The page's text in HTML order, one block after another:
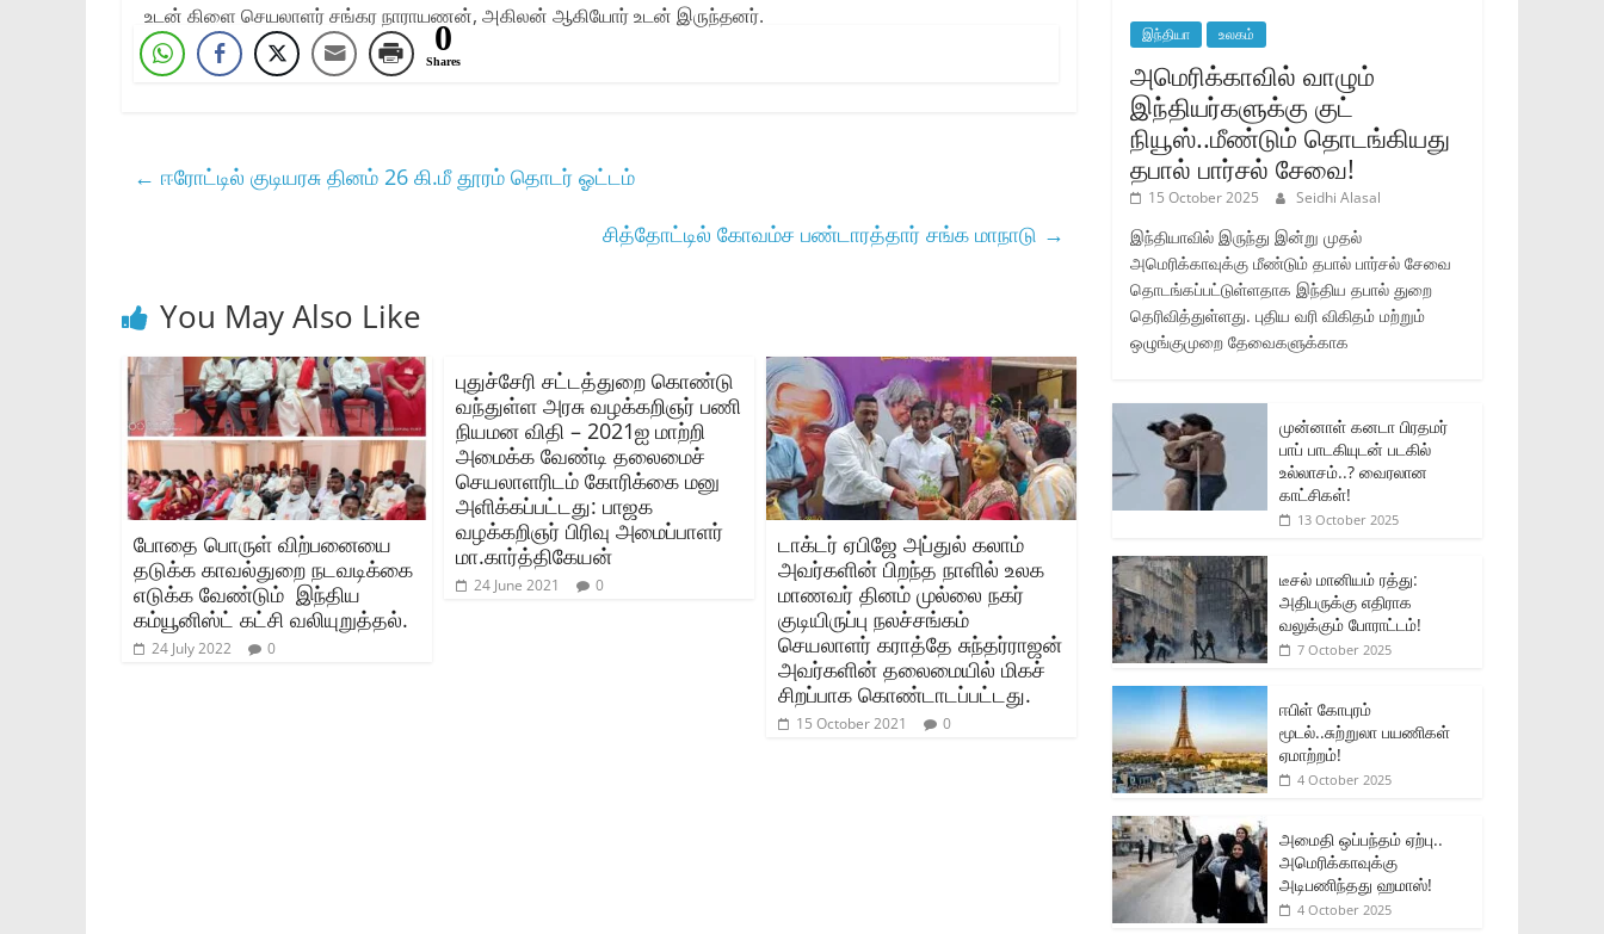
உடன் கிளை செயலாளர் சங்கர நாராயணன், அகிலன் ஆகியோர் உடன் இருந்தனர்.
0
Shares
← ஈரோட்டில் குடியரசு தினம் 26 கி.மீ தூரம் தொடர் ஓட்டம்
சித்தோட்டில் கோவம்ச பண்டாரத்தார் சங்க மாநாடு →
You May Also Like
போதை பொருள் விற்பனையை
தடுக்க காவல்துறை நடவடிக்கை
எடுக்க வேண்டும் இந்திய
கம்யூனிஸ்ட் கட்சி வலியுறுத்தல்.
24 July 2022 0
புதுச்சேரி சட்டத்துறை கொண்டு
வந்துள்ள அரசு வழக்கறிஞர் பணி
நியமன விதி – 2021ஐ மாற்றி
அமைக்க வேண்டி தலைமைச்
செயலாளரிடம் கோரிக்கை மனு
அளிக்கப்பட்டது: பாஜக
வழக்கறிஞர் பிரிவு அமைப்பாளர்
மா.கார்த்திகேயன்
24 June 2021 0
டாக்டர் ஏபிஜே அப்துல் கலாம்
அவர்களின் பிறந்த நாளில் உலக
மாணவர் தினம் முல்லை நகர்
குடியிருப்பு நலச்சங்கம்
செயலாளர் கராத்தே சுந்தர்ராஜன்
அவர்களின் தலைமையில் மிகச்
சிறப்பாக கொண்டாடப்பட்டது.
15 October 2021 0
இந்தியா உலகம்
அமெரிக்காவில் வாழும்
இந்தியர்களுக்கு குட்
நியூஸ்..மீண்டும் தொடங்கியது
தபால் பார்சல் சேவை!
15 October 2025 Seidhi Alasal
இந்தியாவில் இருந்து இன்று முதல்
அமெரிக்காவுக்கு மீண்டும் தபால் பார்சல் சேவை
தொடங்கப்பட்டுள்ளதாக இந்திய தபால் துறை
தெரிவித்துள்ளது. புதிய வரி விகிதம் மற்றும்
ஒழுங்குமுறை தேவைகளுக்காக
முன்னாள் கனடா பிரதமர்
பாப் பாடகியுடன் படகில்
உல்லாசம்..? வைரலான
காட்சிகள்!
13 October 2025
டீசல் மானியம் ரத்து:
அதிபருக்கு எதிராக
வலுக்கும் போராட்டம்!
7 October 2025
ஈபிள் கோபுரம்
மூடல்..சுற்றுலா பயணிகள்
ஏமாற்றம்!
4 October 2025
அமைதி ஒப்பந்தம் ஏற்பு..
அமெரிக்காவுக்கு
அடிபணிந்தது ஹமாஸ்!
4 October 2025